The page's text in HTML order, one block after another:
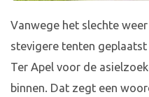
Vanwege het slechte
stevigere tenten
Ter Apel voor de
binnen. Dat zegt een